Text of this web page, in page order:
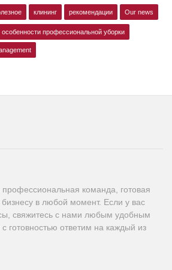
клининг рекомендации Our news
особенности профессиональной уборки
команда, готовая
в любой момент. Если у вас
свяжитесь с нами любым удобным
готовностью ответим на каждый из